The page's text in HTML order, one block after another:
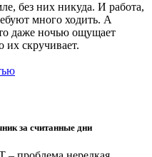
без них никуда. И работа,
много ходить. А
даже ночью ощущает
скручивает.
за считанные дни